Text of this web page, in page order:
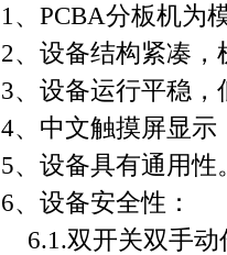
1 、 PCBA分板机为
2、设备结构紧凑，
3、设备运行平稳
4、中文触摸屏显
5、设备具有通用
6、设备安全性：
6.1.双开关双手动